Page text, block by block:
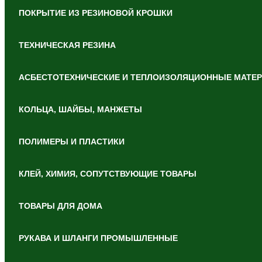
ПОКРЫТИЕ ИЗ РЕЗИНОВОЙ КРОШКИ
ТЕХНИЧЕСКАЯ РЕЗИНА
АСБЕСТОТЕХНИЧЕСКИЕ И ТЕПЛОИЗОЛЯЦИОННЫЕ
КОЛЬЦА, ШАЙБЫ, МАНЖЕТЫ
ПОЛИМЕРЫ И ПЛАСТИКИ
КЛЕЙ, ХИМИЯ, СОПУТСТВУЮЩИЕ ТОВАРЫ
ТОВАРЫ ДЛЯ ДОМА
РУКАВА И ШЛАНГИ ПРОМЫШЛЕННЫЕ